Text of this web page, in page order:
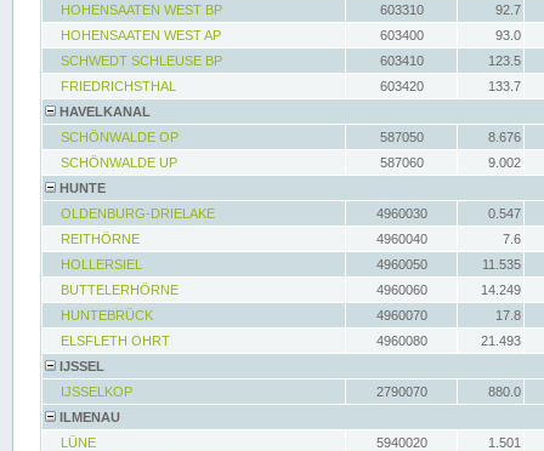
HOHENSAATEN WEST BP
603310
92.7
HOHENSAATEN WEST AP
603400
93.0
SCHWEDT SCHLEUSE BP
603410
123.5
FRIEDRICHSTHAL
603420
133.7
HAVELKANAL
SCHÖNWALDE OP
587050
8.676
SCHÖNWALDE UP
587060
9.002
HUNTE
OLDENBURG-DRIELAKE
4960030
0.547
REITHÖRNE
4960040
7.6
HOLLERSIEL
4960050
11.535
BUTTELERHÖRNE
4960060
14.249
HUNTEBRÜCK
4960070
17.8
ELSFLETH OHRT
4960080
21.493
IJSSEL
IJSSELKOP
2790070
880.0
ILMENAU
LÜNE
5940020
1.501